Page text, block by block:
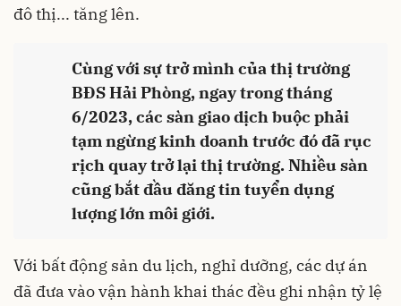
đô thị... tăng lên.
Cùng với sự trở mình của thị trường
BĐS Hải Phòng, ngay trong tháng
6/2023, các sàn giao dịch buộc phải
tạm ngừng kinh doanh trước đó đã rục
rịch quay trở lại thị trường. Nhiều sàn
cũng bắt đầu đăng tin tuyển dụng
lượng lớn môi giới.
Với bất động sản du lịch, nghỉ dưỡng, các dự án
đã đưa vào vận hành khai thác đều ghi nhận tỷ lệ